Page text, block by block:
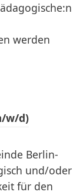
werden
w/d)
Berlin-
und/oder
für den